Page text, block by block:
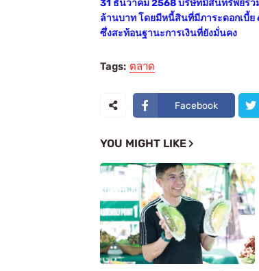
31 ธันวาคม 2568 บริษัทมีสินทรัพย์ร
ล้านบาท โดยมีหนี้สินที่มีภาระดอกเบี้ย
ซึ่งสะท้อนฐานะการเงินที่ยังมั่นคง
Tags: ตลาด
Facebook
YOU MIGHT LIKE